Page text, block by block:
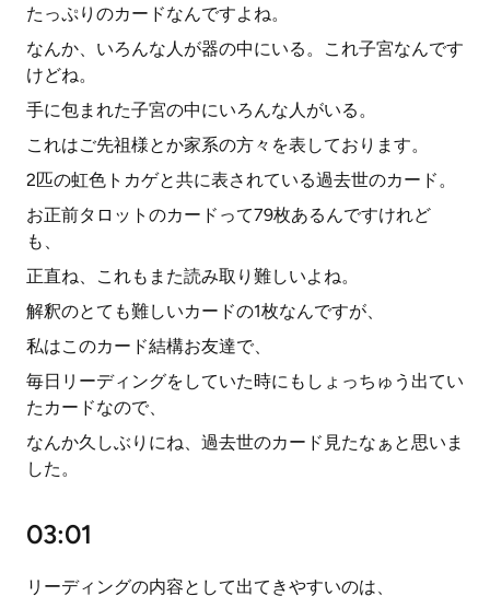
たっぷりのカードなんですよね。
なんか、いろんな人が器の中にいる。これ子宮なんです
けどね。
手に包まれた子宮の中にいろんな人がいる。
これはご先祖様とか家系の方々を表しております。
2匹の虹色トカゲと共に表されている過去世のカード。
お正前タロットのカードって79枚あるんですけれど
も、
正直ね、これもまた読み取り難しいよね。
解釈のとても難しいカードの1枚なんですが、
私はこのカード結構お友達で、
毎日リーディングをしていた時にもしょっちゅう出てい
たカードなので、
なんか久しぶりにね、過去世のカード見たなぁと思いま
した。
03:01
リーディングの内容として出てきやすいのは、